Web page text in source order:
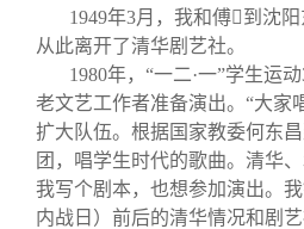
1949年3月，我和傅到沈阳
从此离开了清华剧艺社。
1980年，“一二·一”学生运动
老文艺工作者准备演出。“大家
扩大队伍。根据国家教委何东
团，唱学生时代的歌曲。清华
我写个剧本，也想参加演出。
内战日）前后的清华情况和剧